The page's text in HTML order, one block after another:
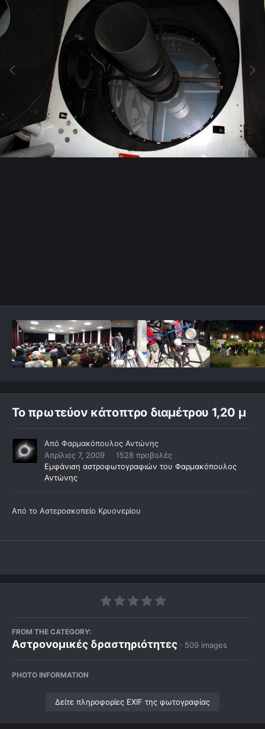
Το πρωτεύον κάτοπτρο διαμέτρου 1,20 μ
Από Φαρμακόπουλος Αντώνης
Απρίλιος 7, 2009
1528 προβολές
Εμφάνιση αστροφωτογραφιών του Φαρμακόπουλος
Αντώνης
Από το Αστεροσκοπείο Κρυονερίου
FROM THE CATEGORY:
Αστρονομικές δραστηριότητες · 509 images
PHOTO INFORMATION
Δείτε πληροφορίες EXIF της φωτογραφίας